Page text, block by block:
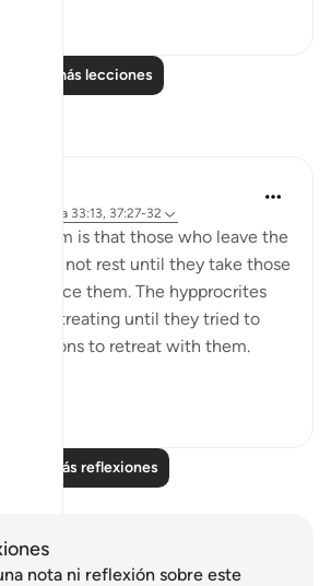
Leer más lecciones
aleya 33:13, 37:27-32
from is that those who leave the
will not rest until they take those
obedience them. The hypprocrites
at retreating until they tried to
to retreat with them.
Leer más reflexiones
nota ni reflexión sobre este